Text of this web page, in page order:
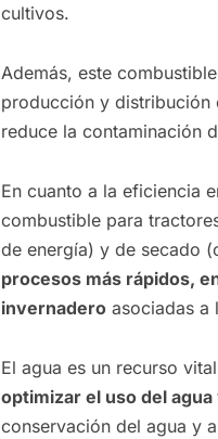
cultivos.
Además, este
producción y distribución
reduce la contaminación
En cuanto a la eficiencia
combustible para
de energía) y de secado
procesos más rápidos,
invernadero asociadas a
El agua es un recurso
optimizar el uso del
conservación del agua y